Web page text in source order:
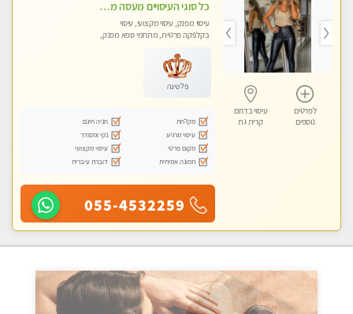
לפרטים
נוספים
עיסוי בדרום
קרית גת
כל סוגי העיסויים מעסה מקצועית ואיכותית פרטי!!!בבאר שבע
עיסוי מפנק, עיסוי מקצועי, עיסוי
בקלניקה פרטית, מתחמי ספא מפנק,
פלטינה
מקלחת
חניה חינם
עיסוי מרגיע
נקי ומסודר
מקום פרטי
עיסוי מקצועי
תמונה אמיתית
דוברת עיברית
055-4532259